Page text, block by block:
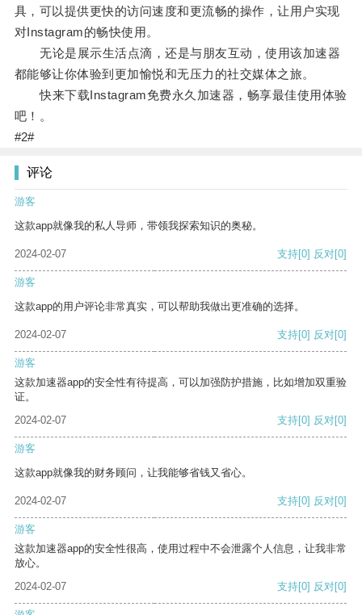
具，可以提供更快的访问速度和更流畅的操作，让用户实现
对Instagram的畅快使用。
无论是展示生活点滴，还是与朋友互动，使用该加速器
都能够让你体验到更加愉悦和无压力的社交媒体之旅。
快来下载Instagram免费永久加速器，畅享最佳使用体验
吧！。
#2#
评论
游客
这款app就像我的私人导师，带领我探索知识的奥秘。
2024-02-07 支持[0] 反对[0]
游客
这款app的用户评论非常真实，可以帮助我做出更准确的选择。
2024-02-07 支持[0] 反对[0]
游客
这款加速器app的安全性有待提高，可以加强防护措施，比如增加双重验
证。
2024-02-07
支持[0] 反对[0]
游客
这款app就像我的财务顾问，让我能够省钱又省心。
2024-02-07 支持[0] 反对[0]
游客
这款加速器app的安全性很高，使用过程中不会泄露个人信息，让我非常
放心。
2024-02-07
支持[0] 反对[0]